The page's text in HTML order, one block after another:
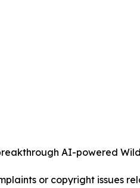
AI-powered
or copyright issues